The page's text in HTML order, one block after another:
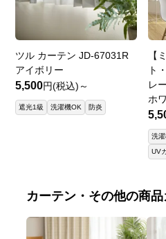
ツル カーテン JD-67031R
アイボリー
5,500円(税込)～
遮光1級 洗濯機OK 防炎
【
ト
レ
ホ
洗
UV
カーテン・その他の商